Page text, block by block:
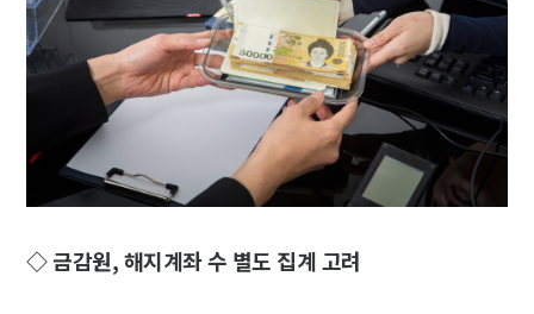
◇ 금감원, 해지계좌 수 별도 집계 고려